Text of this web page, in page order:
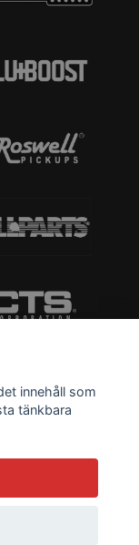
innehåll som
tänkbara